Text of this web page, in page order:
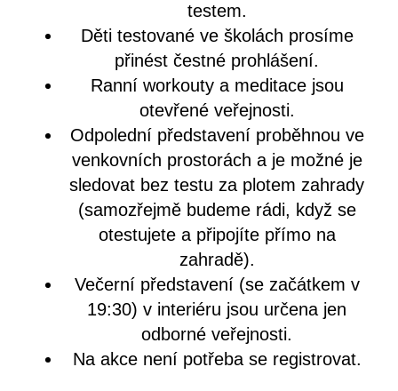
testem.
Děti testované ve školách prosíme
přinést čestné prohlášení.
Ranní workouty a meditace jsou
otevřené veřejnosti.
Odpolední představení proběhnou ve
venkovních prostorách a je možné je
sledovat bez testu za plotem zahrady
(samozřejmě budeme rádi, když se
otestujete a připojíte přímo na
zahradě).
Večerní představení (se začátkem v
19:30) v interiéru jsou určena jen
odborné veřejnosti.
Na akce není potřeba se registrovat.